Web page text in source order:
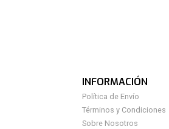
INFORMACIÓN
Política de Envío
Términos y Condiciones
Sobre Nosotros